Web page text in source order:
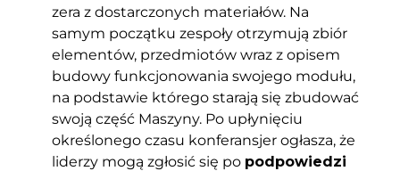
zera z dostarczonych materiałów. Na
samym początku zespoły otrzymują zbiór
elementów, przedmiotów wraz z opisem
budowy funkcjonowania swojego modułu,
na podstawie którego starają się zbudować
swoją część Maszyny. Po upłynięciu
określonego czasu konferansjer ogłasza, że
liderzy mogą zgłosić się po podpowiedzi